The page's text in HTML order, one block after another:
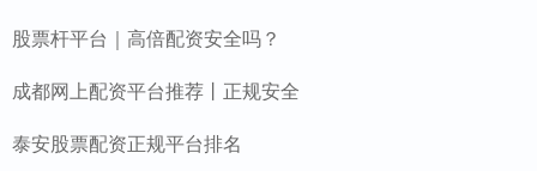
股票杆平台｜高倍配资安全吗？
成都网上配资平台推荐丨正规安全
泰安股票配资正规平台排名